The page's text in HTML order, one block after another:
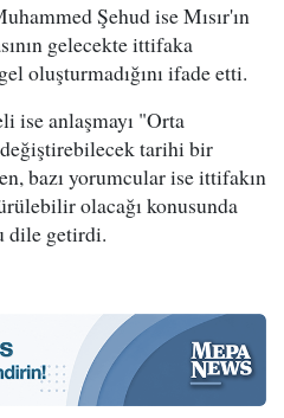
Şehud ise Mısır'ın
gelecekte ittifaka
oluşturmadığını ifade etti.
ise anlaşmayı "Orta
tarihi bir
bazı yorumcular ise ittifakın
olacağı konusunda
dile getirdi.